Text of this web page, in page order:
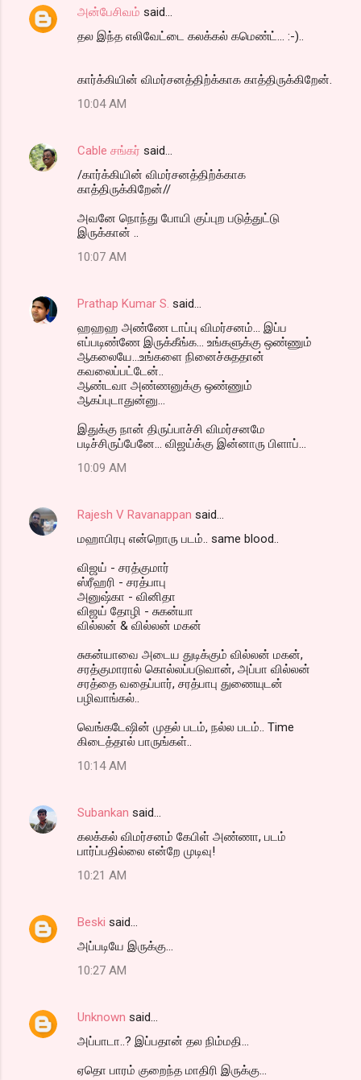
அன்பேசிவம் said…
தல இந்த எலிவேட்டை கலக்கல் கமெண்ட்... :-)..
கார்க்கியின் விமர்சனத்திற்க்காக காத்திருக்கிறேன்.
10:04 AM
Cable சங்கர் said…
/கார்க்கியின் விமர்சனத்திற்க்காக
காத்திருக்கிறேன்//
அவனே நொந்து போயி குப்புற படுத்துட்டு
இருக்கான் ..
10:07 AM
Prathap Kumar S. said…
ஹஹஹ அண்ணே டாப்பு விமர்சனம்... இப்ப
எப்படிண்ணே இருக்கீங்க... உங்களுக்கு ஒண்ணும்
ஆகலையே...உங்களை நினைச்சுததான்
கவலைப்பட்டேன்..
ஆண்டவா அண்ணனுக்கு ஒண்ணும்
ஆகப்புடாதுன்னு...
இதுக்கு நான் திருப்பாச்சி விமர்சனமே
படிச்சிருப்பேனே... விஜய்க்கு இன்னாரு பிளாப்...
10:09 AM
Rajesh V Ravanappan said…
மஹாபிரபு என்றொரு படம்.. same blood..
விஜய் - சரத்குமார்
ஸ்ரீஹரி - சரத்பாபு
அனுஷ்கா - வினிதா
விஜய் தோழி - சுகன்யா
வில்லன் & வில்லன் மகன்
சுகன்யாவை அடைய துடிக்கும் வில்லன் மகன்,
சரத்குமாரால் கொல்லப்படுவான், அப்பா வில்லன்
சரத்தை வதைப்பார், சரத்பாபு துணையுடன்
பழிவாங்கல்..
வெங்கடேஷின் முதல் படம், நல்ல படம்.. Time
கிடைத்தால் பாருங்கள்..
10:14 AM
Subankan said…
கலக்கல் விமர்சனம் கேபிள் அண்ணா, படம்
பார்ப்பதில்லை என்றே முடிவு!
10:21 AM
Beski said…
அப்படியே இருக்கு...
10:27 AM
Unknown said…
அப்பாடா..? இப்பதான் தல நிம்மதி...
ஏதொ பாரம் குறைந்த மாதிரி இருக்கு...